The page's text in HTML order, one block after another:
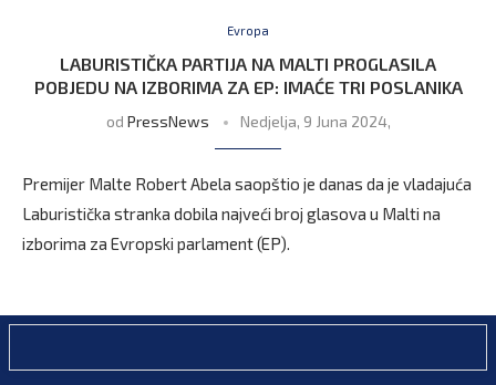
Evropa
LABURISTIČKA PARTIJA NA MALTI PROGLASILA
POBJEDU NA IZBORIMA ZA EP: IMAĆE TRI POSLANIKA
od PressNews Nedjelja, 9 Juna 2024,
Premijer Malte Robert Abela saopštio je danas da je vladajuća
Laburistička stranka dobila najveći broj glasova u Malti na
izborima za Evropski parlament (EP).